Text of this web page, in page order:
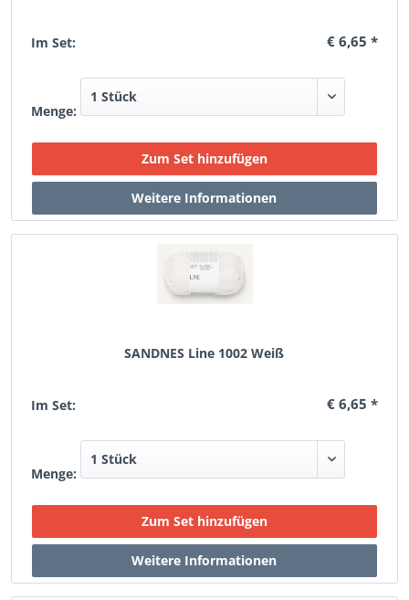
Im Set: € 6,65 *
Menge:
SANDNES Line 1002 Weiß
Im Set: € 6,65 *
Menge: